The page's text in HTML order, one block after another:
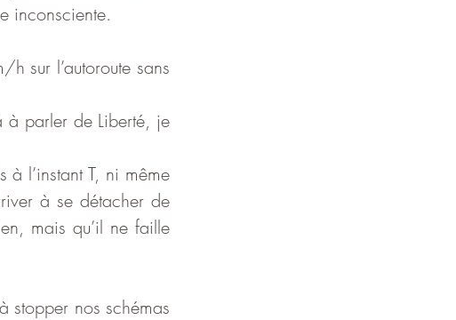
inconsciente.
sur l’autoroute sans
à parler de Liberté, je
à l’instant T, ni même
à se détacher de
mais qu’il ne faille
stopper nos schémas